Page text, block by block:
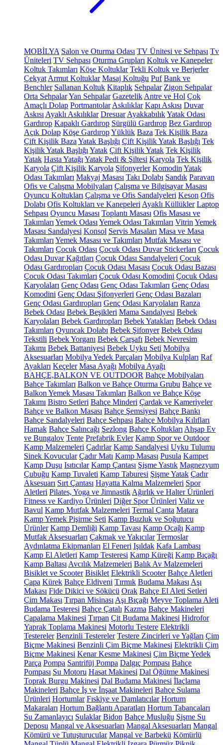
MOBİLYA Salon ve Oturma Odası TV Ünitesi ve Sehpası Tv
Üniteleri TV Sehpası Oturma Grupları Koltuk ve Kanepeler
Koltuk Takımları Köşe Koltuklar Tekli Koltuk ve Berjerler
Çekyat Armut Koltuklar Masaj Koltuğu Puf Bank ve
Benchler Sallanan Koltuk Kitaplık Sehpalar Zigon Sehpalar
Orta SehpalarYan Sehpalar Gazetelik Antre ve Hol Çok
Amaçlı Dolap Portmantolar Askılıklar Kapı Askısı Duvar
Askısı Ayaklı Askılıklar Dresuar AyakkabılıkYatak Odası
Gardırop Kapaklı Gardırop Sürgülü Gardırop Bez Gardırop
Açık Dolap Köşe GardıropYüklük Baza Tek Kişilik Baza
Çift Kişilik Baza Yatak Başlığı Çift Kişilik Yatak Başlığı Tek
Kişilik Yatak Başlığı Yatak Çift Kişilik Yatak Tek Kişilik
Yatak Hasta Yatağı Yatak Pedi & Şiltesi Karyola Tek Kişilik
Karyola Çift Kişilik Karyola Şifonyerler Komodin Yatak
Odası Takımları Makyaj Masası Takı Dolabı Sandık Paravan
Ofis ve Çalışma Mobilyaları Çalışma ve Bilgisayar Masası
Oyuncu Koltukları Çalışma ve Ofis Sandalyeleri Keson Ofis
Dolabı Ofis Koltukları ve Kanepeleri Ayaklı Küllükler Laptop
Sehpası Oyuncu Masası Toplantı Masası Ofis Masası ve
Takımları Yemek Odası Yemek Odası Takımları Vitrin Yemek
Masası Sandalyesi Konsol Servis Masaları Masa ve Masa
Takımları Yemek Masası ve Takımları Mutfak Masası ve
Takımları Çocuk Odası Çocuk Odası Duvar Stickerları Çocuk
Odası Duvar Kağıtları Çocuk Odası Sandalyeleri Çocuk
Odası Gardıropları Çocuk Odası Masası Çocuk Odası Bazası
Çocuk Odası Takımları Çocuk Odası Komodini Çocuk Odası
Karyolaları Genç Odası Genç Odası Takımları Genç Odası
Komodini Genç Odası Şifonyerleri Genç Odası Bazaları
Genç Odası Gardıropları Genç Odası Karyolaları Ranza
Bebek Odası Bebek Beşikleri Mama Sandalyesi Bebek
Karyolaları Bebek Gardıropları Bebek Yatakları Bebek Odası
Takımları Oyuncak Dolabı Bebek Şifonyer Bebek Odası
Tekstili Bebek Yorganı Bebek Çarşafı Bebek Nevresim
Takımı Bebek Battaniyesi Bebek Uyku Seti Mobilya
Aksesuarları Mobilya Yedek Parçaları Mobilya Kulpları Raf
Ayakları Keçeler Masa Ayağı Mobilya Ayağı
BAHÇE,BALKON VE OUTDOOR Bahçe Mobilyaları
Bahçe Takımları Balkon ve Bahçe Oturma Grubu Bahçe ve
Balkon Yemek Masası Takımları Balkon ve Bahçe Köşe
Takımı Bistro Setleri Bahçe Minderi Çardak ve Kameriyeler
Bahçe ve Balkon Masası Bahçe Şemsiyesi Bahçe Bankı
Bahçe Sandalyeleri Bahçe Sehpası Bahçe Mobilya Kılıfları
Hamak Bahçe Salıncağı Şezlong Bahçe Koltukları Ahşap Ev
ve Bungalov Tente Prefabrik Evler Kamp Spor ve Outdoor
Kamp Malzemeleri Çadırlar Kamp Sandalyesi Uyku Tulumu
Sinek Kovucular Çadır Matı Kamp Masası Pusula Kampet
Kamp Duşu Isıtıcılar Kamp Çantası Şişme Yastık Magnezyum
Çubuğu Kamp Tuvaleti Kamp Taburesi Şişme Yatak Çadır
Aksesuarı Sırt Çantası Hayatta Kalma Malzemeleri Spor
Aletleri Pilates, Yoga ve Jimnastik Ağırlık ve Halter Ürünleri
Fitness ve Kardiyo Ürünleri Diğer Spor Ürünleri Valiz ve
Bavul Kamp Mutfak Malzemeleri Termal Çanta Matara
Kamp Yemek Pişirme Seti Kamp Buzluk ve Soğutucu
Ürünler Kamp Demliği Kamp Tavası Kamp Ocağı Kamp
Mutfak Aksesuarları Çakmak ve Yakıcılar Termoslar
Aydınlatma Ekipmanları El Feneri Işıldak Kafa Lambası
Kamp El Aletleri Kamp Testeresi Kamp Küreği Kamp Bıçağı
Kamp Baltası Avcılık Malzemeleri Balık Av Malzemeleri
Bisiklet ve Scooter Bisiklet Elektrikli Scooter Bahçe Aletleri
Çapa Kürek Bahçe Eldiveni Tırmık Budama Makası Aşı
Makası Fide Dikici ve Sökücü Orak Bahçe El Aleti Setleri
Çim Makası Tırpan Misinası Aşı Bıçağı Meyve Toplama Aleti
Budama Testeresi Bahçe Çatalı Kazma Bahçe Makineleri
Çapalama Makinesi Tırpan Çit Budama Makinesi Hidrofor
Yaprak Toplama Makinesi Motorlu Testere Elektrikli
Testereler Benzinli Testereler Testere Zincirleri ve Yağları Çim
Biçme Makinesi Benzinli Çim Biçme Makinesi Elektrikli Çim
Biçme Makinesi Kenar Kesme Makinesi Çim Biçme Yedek
Parça Pompa Santrifüj Pompa Dalgıç Pompası Bahçe
Pompası Su Motoru Hasat Makinesi Dal Öğütme Makinesi
Toprak Burgu Makinesi Dal Budama Makinesi İlaçlama
Makineleri Bahçe İş ve İnşaat Makineleri Bahçe Sulama
Ürünleri Hortumlar Fıskiye ve Damlatıcılar Hortum
Makaraları Hortum Bağlantı Aparatları Hortum Tabancaları
Su Zamanlayıcı Sulaklar Bidon Bahçe Musluğu Şişme Su
Deposu Mangal ve Aksesuarları Mangal Aksesuarları Mangal
Kömürü ve Tutuşturucular Mangal ve Barbekü Kömürlü